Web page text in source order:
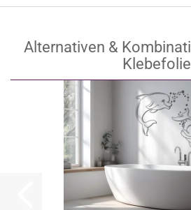
Alternativen &
Klebefolie